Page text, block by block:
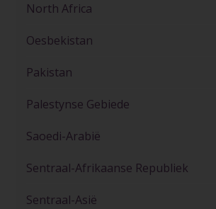
North Africa
Oesbekistan
Pakistan
Palestynse Gebiede
Saoedi-Arabië
Sentraal-Afrikaanse Republiek
Sentraal-Asië